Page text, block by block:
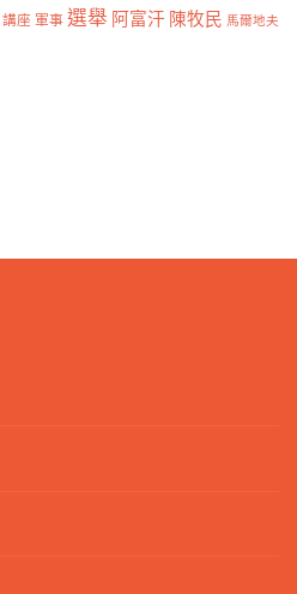
講座 軍事 選舉 阿富汗 陳牧民 馬爾地夫